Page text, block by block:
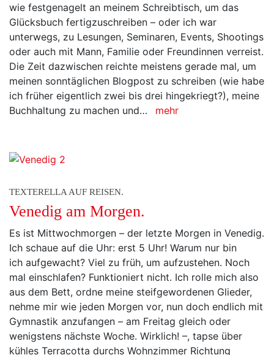
wie festgenagelt an meinem Schreibtisch, um das
Glücksbuch fertigzuschreiben – oder ich war
unterwegs, zu Lesungen, Seminaren, Events, Shootings
oder auch mit Mann, Familie oder Freundinnen verreist.
Die Zeit dazwischen reichte meistens gerade mal, um
meinen sonntäglichen Blogpost zu schreiben (wie habe
ich früher eigentlich zwei bis drei hingekriegt?), meine
Buchhaltung zu machen und…
mehr
TEXTERELLA AUF REISEN.
Venedig am Morgen.
Es ist Mittwochmorgen – der letzte Morgen in Venedig.
Ich schaue auf die Uhr: erst 5 Uhr! Warum nur bin
ich aufgewacht? Viel zu früh, um aufzustehen. Noch
mal einschlafen? Funktioniert nicht. Ich rolle mich also
aus dem Bett, ordne meine steifgewordenen Glieder,
nehme mir wie jeden Morgen vor, nun doch endlich mit
Gymnastik anzufangen – am Freitag gleich oder
wenigstens nächste Woche. Wirklich! –, tapse über
kühles Terracotta durchs Wohnzimmer Richtung